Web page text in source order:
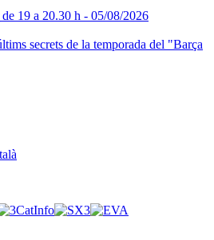
19 a 20.30 h - 05/08/2026
secrets de la temporada del "Barça